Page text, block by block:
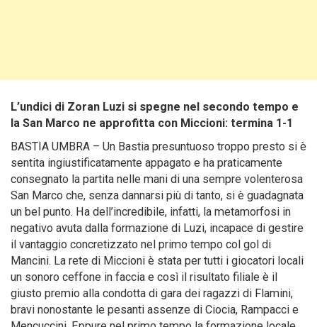
L’undici di Zoran Luzi si spegne nel secondo tempo e
la San Marco ne approfitta con Miccioni: termina 1-1
BASTIA UMBRA – Un Bastia presuntuoso troppo presto si è
sentita ingiustificatamente appagato e ha praticamente
consegnato la partita nelle mani di una sempre volenterosa
San Marco che, senza dannarsi più di tanto, si è guadagnata
un bel punto. Ha dell’incredibile, infatti, la metamorfosi in
negativo avuta dalla formazione di Luzi, incapace di gestire
il vantaggio concretizzato nel primo tempo col gol di
Mancini. La rete di Miccioni è stata per tutti i giocatori locali
un sonoro ceffone in faccia e così il risultato filiale è il
giusto premio alla condotta di gara dei ragazzi di Flamini,
bravi nonostante le pesanti assenze di Ciocia, Rampacci e